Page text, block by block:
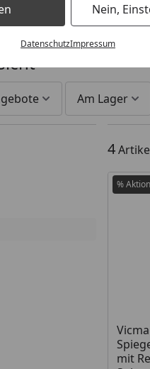
Nein,
DatenschutzImpressum
Ersatzteile
Am Lager
4
% Aktion
mit